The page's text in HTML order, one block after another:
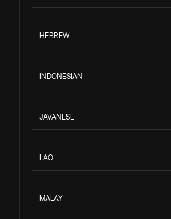
HEBREW
INDONESIAN
JAVANESE
LAO
MALAY